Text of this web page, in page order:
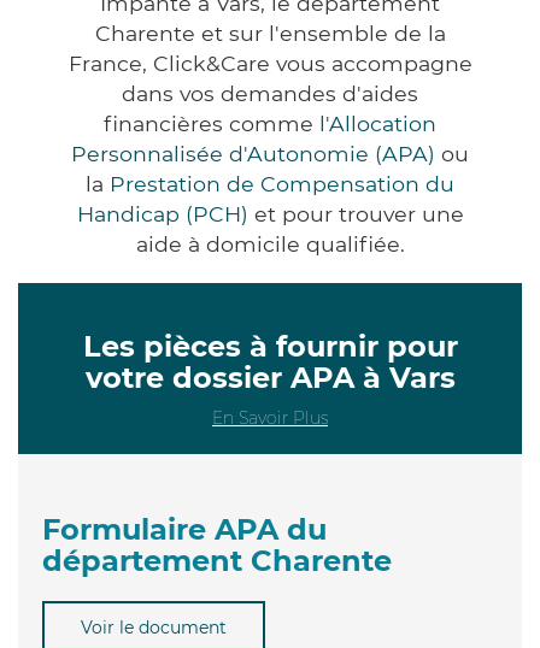
Charente et sur l'ensemble de la
France, Click&Care vous accompagne
dans vos demandes d'aides
financières comme l'Allocation
Personnalisée d'Autonomie (APA) ou
la Prestation de Compensation du
Handicap (PCH) et pour trouver une
aide à domicile qualifiée.
Les pièces à fournir pour
votre dossier APA à Vars
En Savoir Plus
Formulaire APA du
département Charente
Voir le document